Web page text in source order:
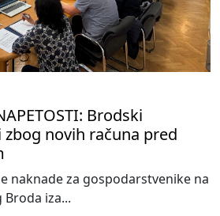
Brodski
novih računa pred
naknade za gospodarstvenike na
iza...